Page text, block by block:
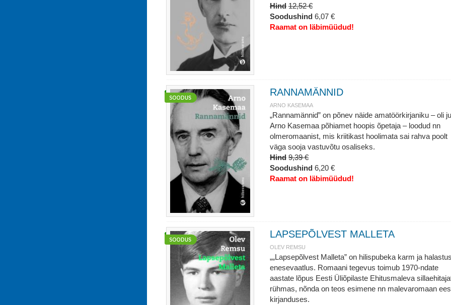
Hind 12,52 €
Soodushind 6,07 €
Raamat on läbimüüdud!
RANNAMÄNNID
ARNO KASEMAA
„Rannamännid” on põnev näide amatöörkirjaniku – oli ju
Arno Kasemaa põhiamet hoopis õpetaja – loodud nn
olmeromaanist, mis kriitikast hoolimata sai rahva poolt
väga sooja vastuvõtu osaliseks.
Hind 9,39 €
Soodushind 6,20 €
Raamat on läbimüüdud!
LAPSEPÕLVEST MALLETA
OLEV REMSU
„„Lapsepõlvest Malleta” on hilispubeka karm ja
enesevaatlus. Romaani tegevus toimub 1970-ndate
aastate lõpus Eesti Üliõpilaste Ehitusmaleva
rühmas, nõnda on teos esimene nn malevaromaan
kirjanduses.